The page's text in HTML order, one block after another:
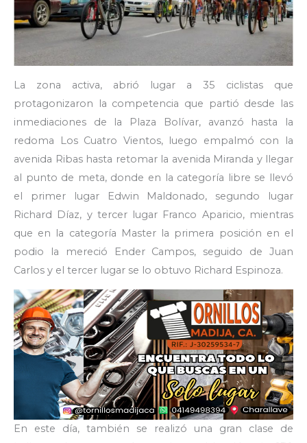
La zona activa, abrió lugar a 35 ciclistas que
protagonizaron la competencia que partió desde las
inmediaciones de la Plaza Bolívar, avanzó hasta la
redoma Los Cuatro Vientos, luego empalmó con la
avenida Ribas hasta retomar la avenida Miranda y llegar
al punto de meta, donde en la categoría libre se llevó
el primer lugar Edwin Maldonado, segundo lugar
Richard Díaz, y tercer lugar Franco Aparicio, mientras
que en la categoría Master la primera posición en el
podio la mereció Ender Campos, seguido de Juan
Carlos y el tercer lugar se lo obtuvo Richard Espinoza.
En este día, también se realizó una gran clase de